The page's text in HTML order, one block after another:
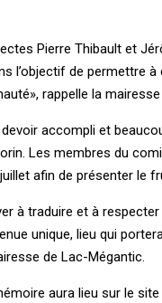
Pierre Thibault et
l’objectif de permettre
rappelle la
accompli et
Les membres du
afin de présenter le
à traduire et à
unique, lieu qui
de Lac-Mégantic.
aura lieu sur le